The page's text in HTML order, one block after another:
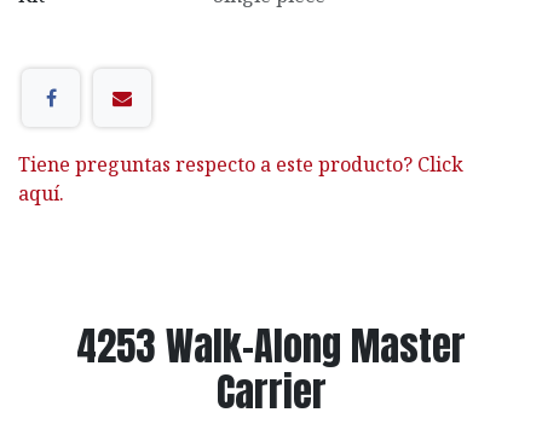
Tiene preguntas respecto a este producto? Click
aquí.
4253 Walk-Along Master
Carrier